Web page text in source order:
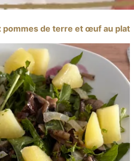
pommes de terre et œuf au plat